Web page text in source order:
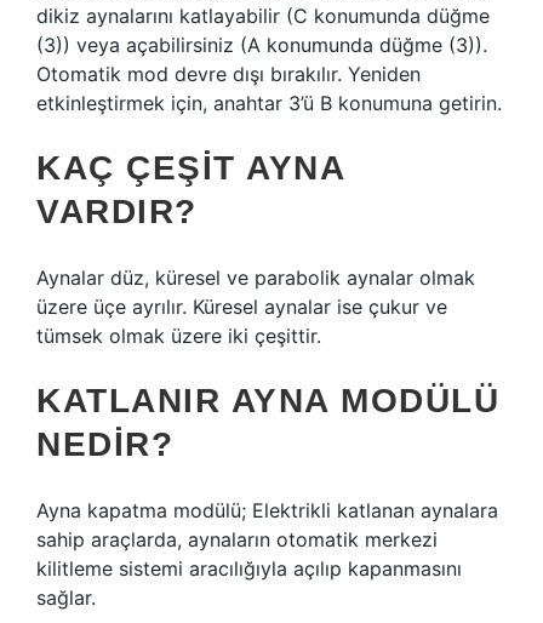
dikiz aynalarını katlayabilir (C konumunda düğme
(3)) veya açabilirsiniz (A konumunda düğme (3)).
Otomatik mod devre dışı bırakılır. Yeniden
etkinleştirmek için, anahtar 3’ü B konumuna getirin.
KAÇ ÇEŞIT AYNA
VARDIR?
Aynalar düz, küresel ve parabolik aynalar olmak
üzere üçe ayrılır. Küresel aynalar ise çukur ve
tümsek olmak üzere iki çeşittir.
KATLANIR AYNA MODÜLÜ
NEDIR?
Ayna kapatma modülü; Elektrikli katlanan aynalara
sahip araçlarda, aynaların otomatik merkezi
kilitleme sistemi aracılığıyla açılıp kapanmasını
sağlar.